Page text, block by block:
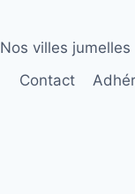
Nos villes jumelles
Contact